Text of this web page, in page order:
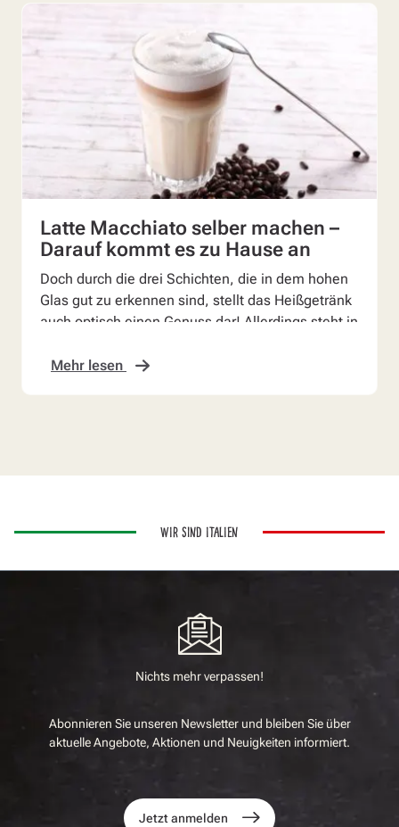
Latte Macchiato selber machen –
Darauf kommt es zu Hause an
Doch durch die drei Schichten, die in dem hohen
Glas gut zu erkennen sind, stellt das Heißgetränk
auch optisch einen Genuss dar! Allerdings steht in
Mehr lesen
WIR SIND ITALIEN
Nichts mehr verpassen!
Abonnieren Sie unseren Newsletter und bleiben Sie über
aktuelle Angebote, Aktionen und Neuigkeiten informiert.
Jetzt anmelden